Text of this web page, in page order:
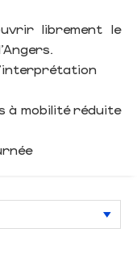
librement le
à mobilité réduite